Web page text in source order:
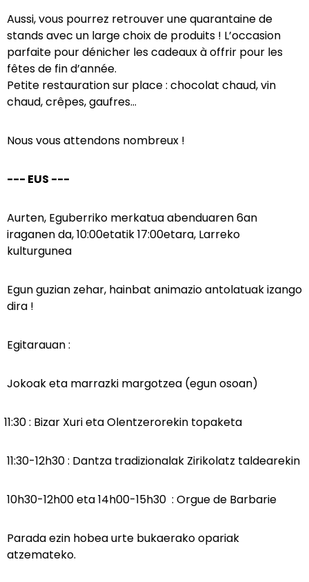
Aussi, vous pourrez retrouver une quarantaine de
stands avec un large choix de produits ! L’occasion
parfaite pour dénicher les cadeaux à offrir pour les
fêtes de fin d’année.
Petite restauration sur place : chocolat chaud, vin
chaud, crêpes, gaufres…
Nous vous attendons nombreux !
--- EUS ---
Aurten, Eguberriko merkatua abenduaren 6an
iraganen da, 10:00etatik 17:00etara, Larreko
kulturgunea
Egun guzian zehar, hainbat animazio antolatuak izango
dira !
Egitarauan :
Jokoak eta marrazki margotzea (egun osoan)
: Bizar Xuri eta Olentzerorekin topaketa
11:30-12h30 : Dantza tradizionalak Zirikolatz taldearekin
10h30-12h00 eta 14h00-15h30 : Orgue de Barbarie
Parada ezin hobea urte bukaerako opariak
atzemateko.